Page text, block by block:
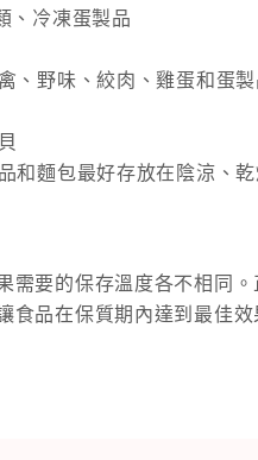
、冷凍蛋製品
、野味、絞肉、雞蛋和蛋
和麵包最好存放在陰涼、
需要的保存溫度各不相同
食品在保質期內達到最佳